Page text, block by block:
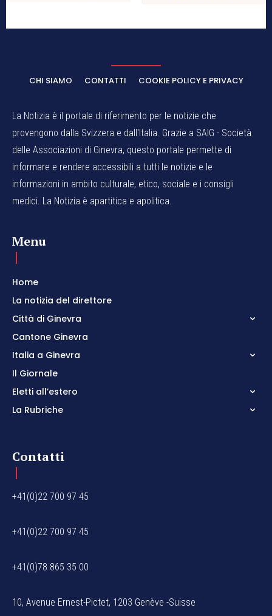
CHI SIAMO CONTATTI COOKIE POLICY E PRIVACY
La Notizia è il portale di riferimento per le notizie che
provengono dalla Svizzera e dall'Italia. Grazie a SAIG - Società
delle Associazioni di Ginevra, questo portale permette di
informare e rendere accessibili a tutti le notizie e le
informazioni in ambito culturale, etico, sociale e i consigli
medici. La Notizia è apartitica e apolitica.
Menu
Home
La notizia del direttore
Città di Ginevra
Cantone Ginevra
Italia a Ginevra
Il Giornale
Eletti all’estero
La Rubriche
Contatti
+41(0)22 700 97 45
+41(0)22 700 97 45
+41(0)78 865 35 00
10, Avenue Ernest-Pictet, 1203 Genève -Suisse